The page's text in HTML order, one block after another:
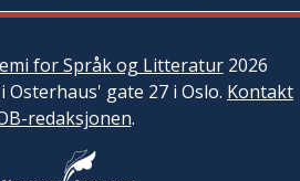
for Språk og Litteratur2026
Osterhaus' gate 27 i Oslo. Kontakt
redaksjonen.